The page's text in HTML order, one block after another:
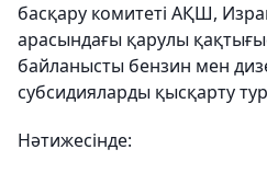
басқару комитеті АҚШ,
арасындағы қарулы
байланысты бензин мен
субсидияларды қысқарту
Нәтижесінде: